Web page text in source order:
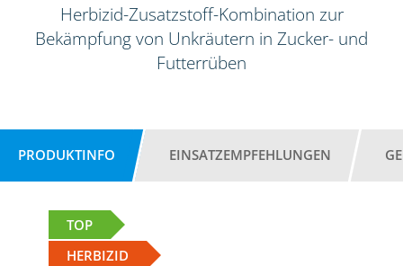
Herbizid-Zusatzstoff-Kombination zur
Bekämpfung von Unkräutern in Zucker- und
Futterrüben
PRODUKTINFO EINSATZEMPFEHLUNGEN
TOP
HERBIZID